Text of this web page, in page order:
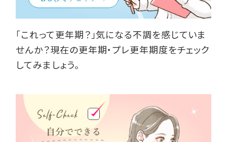
「これって更年期？」気になる不調を感じていま
せんか？現在の更年期・プレ更年期度をチェック
してみましょう。